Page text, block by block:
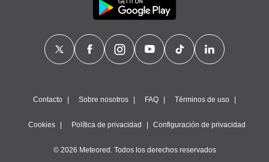
Contacto Sobre nosotros FAQ Términos de uso
Cookies Política de privacidad Configuración de privacidad
© 2026 Meteored. Todos los derechos reservados